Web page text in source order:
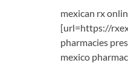
mexican rx
[url=https://
pharmacies
mexico